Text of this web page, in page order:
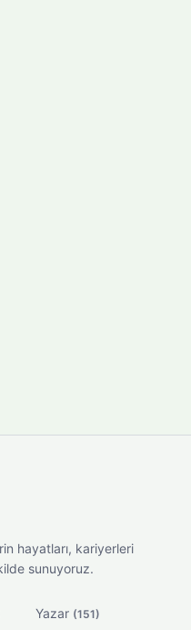
hayatları, kariyerleri
sunuyoruz.
Yazar (151)